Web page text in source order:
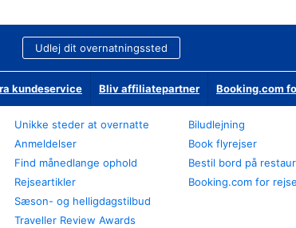
Udlej dit overnatningssted
kundeservice Bliv affiliatepartner Booking.com
Unikke steder at overnatte
Anmeldelser
Find månedlange ophold
Rejseartikler
Sæson- og helligdagstilbud
Traveller Review Awards
Biludlejning
Book flyrejser
Bestil bord på
Booking.com for